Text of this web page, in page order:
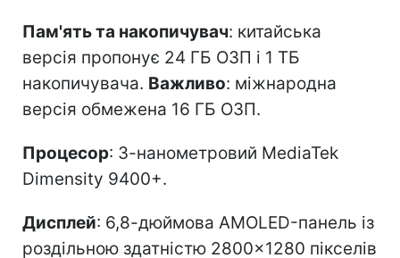
Пам'ять та накопичувач: китайська
версія пропонує 24 ГБ ОЗП і 1 ТБ
накопичувача. Важливо: міжнародна
версія обмежена 16 ГБ ОЗП.
Процесор: 3-нанометровий MediaTek
Dimensity 9400+.
Дисплей: 6,8-дюймова AMOLED-панель із
роздільною здатністю 2800×1280 пікселів